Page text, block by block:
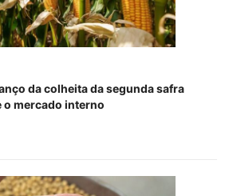
da colheita da segunda safra
o mercado interno